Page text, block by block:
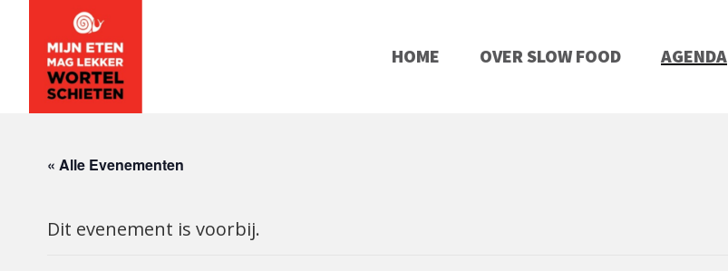
content
HOME OVER SLOW FOOD AGENDA
« Alle Evenementen
Dit evenement is voorbij.